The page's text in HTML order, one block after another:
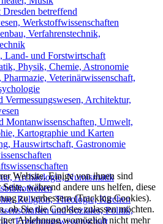
Dresden betreffend
Werkstoffwissenschaften
Verfahrenstechnik,
Land- und Forstwirtschaft
Physik, Chemie, Astronomie
Veterinärwissenschaft,
Vermessungswesen, Architektur,
Montanwissenschaften, Umwelt,
Kartographie und Karten
Hauswirtschaft, Gastronomie
Archäologie, Numismatik
Religion, Theologie, Kirchen
und Soziales, Politik,
/ Erziehungswissenschaft
Website. Einige von ihnen sind
während andere uns helfen, diese
zu verbessern (Tracking Cookies).
ob Sie die Cookies zulassen möchten.
Ablehnung womöglich nicht mehr